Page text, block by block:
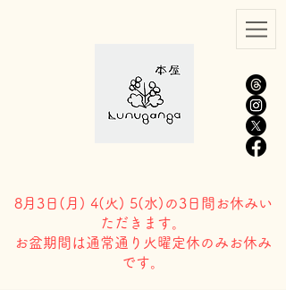
8月3日( 月) 4(火) 5(水)の3日間お休みい
ただきます。
​お盆期間は通常通り火曜定休のみお休み
です。